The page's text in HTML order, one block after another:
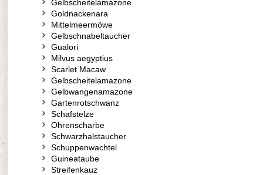
Gelbscheitelamazone
Goldnackenara
Mittelmeermöwe
Gelbschnabeltaucher
Gualori
Milvus aegyptius
Scarlet Macaw
Gelbscheitelamazone
Gelbwangenamazone
Gartenrotschwanz
Schafstelze
Ohrenscharbe
Schwarzhalstaucher
Schuppenwachtel
Guineataube
Streifenkauz